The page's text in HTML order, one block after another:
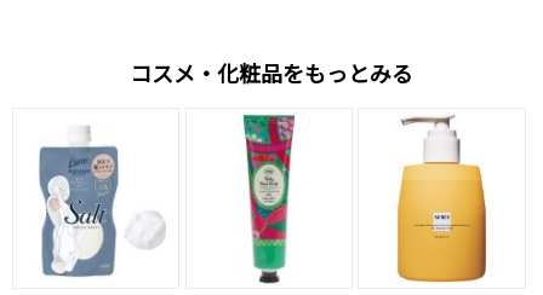
コスメ・化粧品をもっとみる